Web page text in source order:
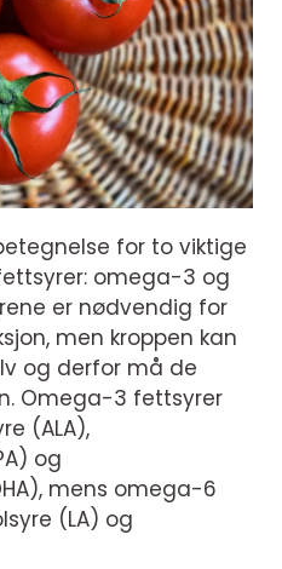
for to viktige
omega-3 og
er nødvendig for
men kroppen kan
og derfor må de
Omega-3 fettsyrer
(ALA),
og
mens omega-6
(LA) og